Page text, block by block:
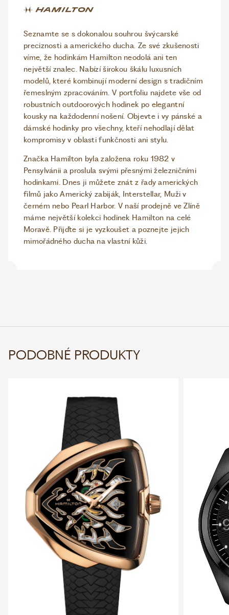
Seznamte se s dokonalou souhrou švýcarské
preciznosti a amerického ducha. Ze své zkušenosti
víme, že hodinkám Hamilton neodolá ani ten
největší znalec. Nabízí širokou škálu luxusních
modelů, které kombinují moderní design s tradičním
řemeslným zpracováním. V portfoliu najdete vše od
robustních outdoorových hodinek po elegantní
kousky na každodenní nošení. Objevte i vy pánské a
dámské hodinky pro všechny, kteří nehodlají dělat
kompromisy v oblasti funkčnosti ani stylu.
Značka Hamilton byla založena roku 1982 v
Pensylvánii a proslula svými přesnými železničními
hodinkami. Dnes ji můžete znát z řady amerických
filmů jako Americký zabiják, Interstellar, Muži v
černém nebo Pearl Harbor. V naší prodejně ve Zlíně
máme největší kolekci hodinek Hamilton na celé
Moravě. Přijďte si je vyzkoušet a poznejte jejich
mimořádného ducha na vlastní kůži.
PODOBNÉ PRODUKTY